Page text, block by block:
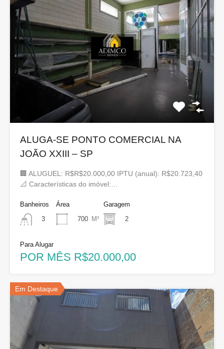
ALUGA-SE PONTO COMERCIAL NA
JOÃO XXIII – SP
🏢 ALUGUEL: R$R$20.000,00 IPTU (anual): R$20.723,40
📐 Características do imóvel:…
Banheiros
3
Área
700 M²
Garagem
2
Para Alugar
POR MÊS R$20.000,00
Em Destaque